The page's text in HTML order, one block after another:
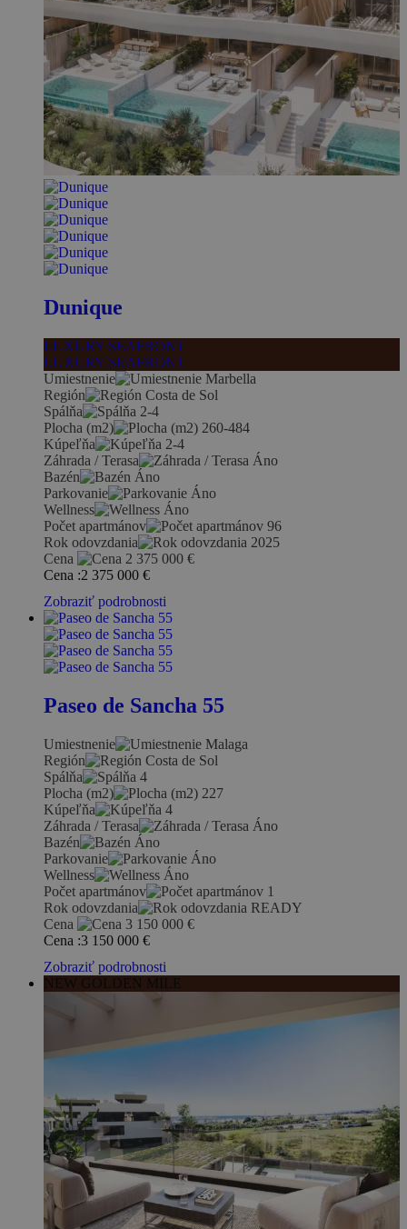
Dunique
LUXURY SEAFRONT
LUXURY SEAFRONT
Umiestnenie
Marbella
Región
Costa de Sol
Spálňa
2-4
Plocha (m2)
260-484
Kúpeľňa
2-4
Záhrada / Terasa
Áno
Bazén
Áno
Parkovanie
Áno
Wellness
Áno
Počet apartmánov
96
Rok odovzdania
2025
Cena
2 375 000 €
Cena :2 375 000 €
Zobraziť podrobnosti
Paseo de Sancha 55
Umiestnenie
Malaga
Región
Costa de Sol
Spálňa
4
Plocha (m2)
227
Kúpeľňa
4
Záhrada / Terasa
Áno
Bazén
Áno
Parkovanie
Áno
Wellness
Áno
Počet apartmánov
1
Rok odovzdania
READY
Cena
3 150 000 €
Cena :3 150 000 €
Zobraziť podrobnosti
NEW GOLDEN MILE